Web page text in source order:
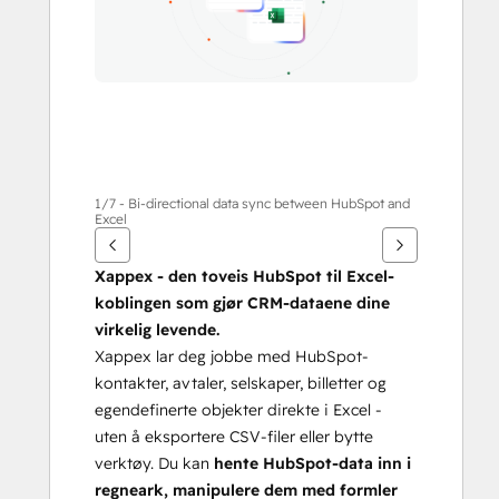
1/7 - Bi-directional data sync between HubSpot and
Excel
Xappex - den toveis HubSpot til Excel-
koblingen som gjør CRM-dataene dine
virkelig levende.
Xappex lar deg jobbe med HubSpot-
kontakter, avtaler, selskaper, billetter og
egendefinerte objekter direkte i Excel -
uten å eksportere CSV-filer eller bytte
verktøy. Du kan hente HubSpot-data inn i
regneark, manipulere dem med formler